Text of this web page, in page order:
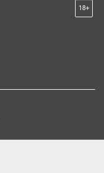
18+